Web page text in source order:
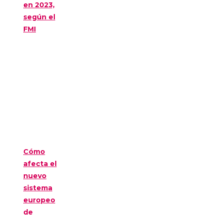
en 2023,
según el
FMI
Cómo
afecta el
nuevo
sistema
europeo
de